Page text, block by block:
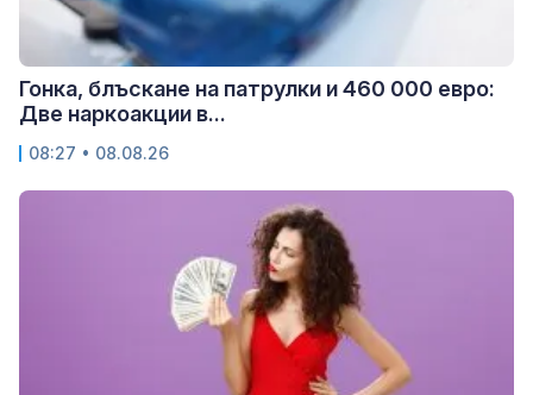
Гонка, блъскане на патрулки и 460 000 евро:
Две наркоакции в...
08:27 • 08.08.26